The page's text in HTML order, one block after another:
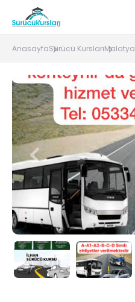
AnasayfaSürücü KurslarıMalatya